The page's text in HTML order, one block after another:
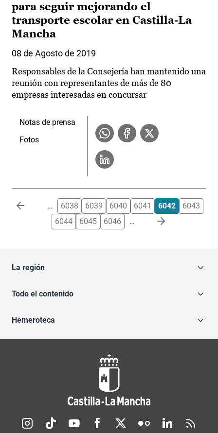
para seguir mejorando el
transporte escolar en Castilla-La
Mancha
08 de Agosto de 2019
Responsables de la Consejería han mantenido una
reunión con representantes de más de 80
empresas interesadas en concursar
Notas de prensa
Fotos
Paginación … 6038 6039 6040 6041 6042
6043
6044
6045 6046 …
La región
Todo el contenido
Hemeroteca
Redes sociales JCCM